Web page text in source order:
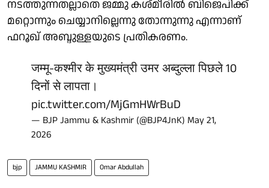
നടത്തുന്നതല്ലാതെ ജമ്മു കശ്മീരിൽ ബിജെപിക്ക്
മറ്റൊന്നും ചെയ്യാനില്ലെന്നു തോന്നുന്നു എന്നാണ്
ഫറൂഖ് അബ്ദുള്ളയുടെ പ്രതികരണം.
जम्मू-कश्मीर के मुख्यमंत्री उमर अब्दुल्ला पिछले 10
दिनों से लापता।
pic.twitter.com/MjGmHWrBuD
— BJP Jammu & Kashmir (@BJP4JnK) May 21,
2026
bjp JAMMU KASHMIR Omar Abdullah